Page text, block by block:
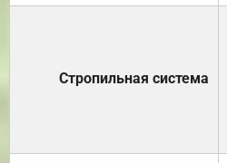
Стропильная система